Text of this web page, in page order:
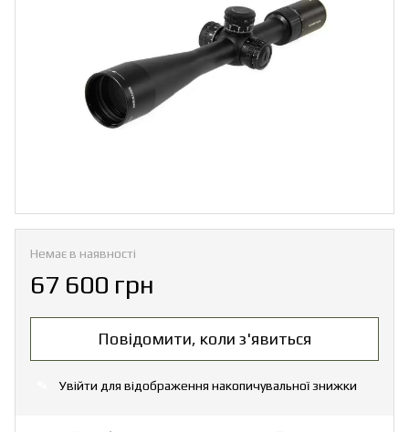
Немає в наявності
67 600 грн
Повідомити, коли з'явиться
Увійти для відображення накопичувальної знижки